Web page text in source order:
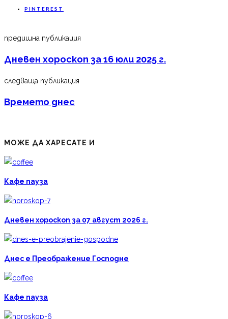
PINTEREST
предишна публикация
Дневен хороскоп за 16 юли 2025 г.
следваща публикация
Времето днес
МОЖЕ ДА ХАРЕСАТЕ И
Кафе пауза
Дневен хороскоп за 07 август 2026 г.
Днес е Преображение Господне
Кафе пауза